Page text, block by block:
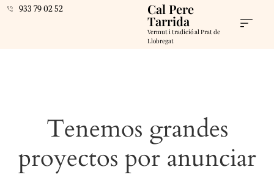
933 79 02 52 Cal Pere
Tarrida
Vermut i tradició al Prat de
Llobregat
Tenemos grandes
proyectos por anunciar